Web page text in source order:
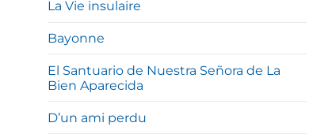
La Vie insulaire
Bayonne
El Santuario de Nuestra Señora de La
Bien Aparecida
D’un ami perdu